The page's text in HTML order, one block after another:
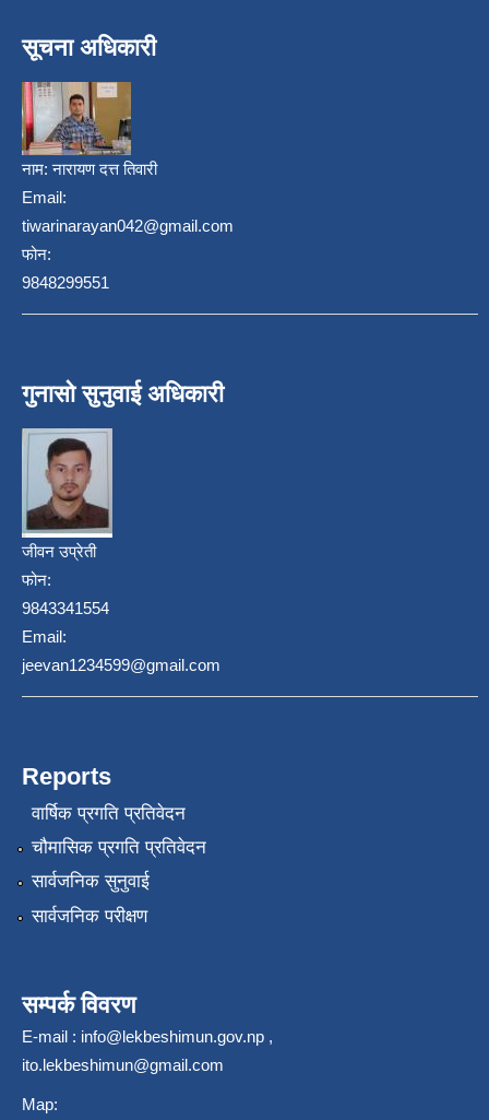
सूचना अधिकारी
नाम:नारायण दत्त तिवारी
Email:
tiwarinarayan042@gmail.com
फोन:
9848299551
गुनासो सुनुवाई अधिकारी
जीवन उप्रेती
फोन:
9843341554
Email:
jeevan1234599@gmail.com
Reports
वार्षिक प्रगति प्रतिवेदन
चौमासिक प्रगति प्रतिवेदन
सार्वजनिक सुनुवाई
सार्वजनिक परीक्षण
सम्पर्क विवरण
E-mail : info@lekbeshimun.gov.np ,
ito.lekbeshimun@gmail.com
Map: